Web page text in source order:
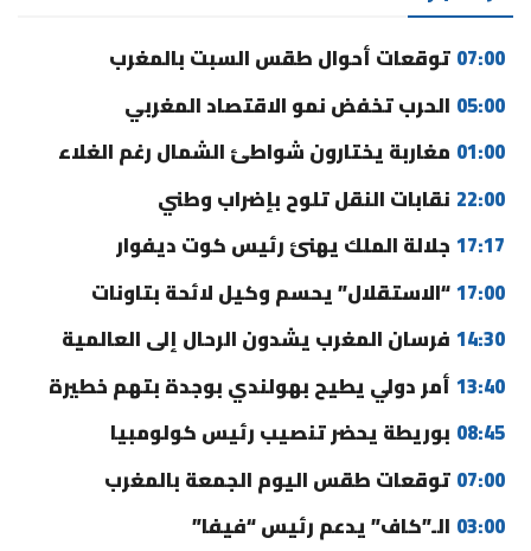
07:00 توقعات أحوال طقس السبت بالمغرب
05:00 الحرب تخفض نمو الاقتصاد المغربي
01:00 مغاربة يختارون شواطئ الشمال رغم الغلاء
22:00 نقابات النقل تلوح بإضراب وطني
17:17 جلالة الملك يهنئ رئيس كوت ديفوار
17:00“الاستقلال” يحسم وكيل لائحة بتاونات
14:30 فرسان المغرب يشدون الرحال إلى العالمية
13:40 أمر دولي يطيح بهولندي بوجدة بتهم خطيرة
08:45 بوريطة يحضر تنصيب رئيس كولومبيا
07:00 توقعات طقس اليوم الجمعة بالمغرب
03:00 الـ”كاف” يدعم رئيس “فيفا”